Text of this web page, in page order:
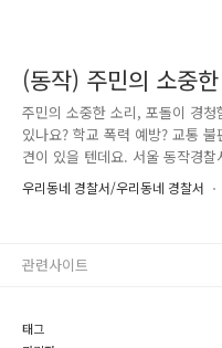
(동작) 주민의 소중
주민의 소중한 소리, 포돌이 경
있나요? 학교 폭력 예방? 교통
견이 있을 텐데요. 서울 동작경
견을 직접 청취하고, 실제 근무에
청함을 제작하였습니다!! 경찰에
들의 잃어버린 소리를 찾아서
우리동네 경찰서/우리동네 경찰서
태그
관련사이트